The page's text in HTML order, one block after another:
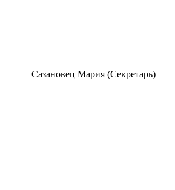
Сазановец Мария (Секретарь)